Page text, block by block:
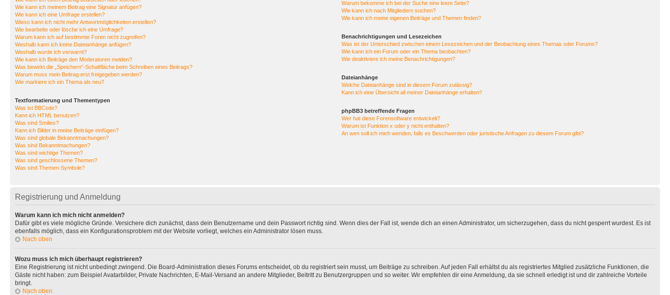
Wie kann ich meinem Beitrag eine Signatur anfügen?
Wie kann ich eine Umfrage erstellen?
Wieso kann ich nicht mehr Antwortmöglichkeiten erstellen?
Wie bearbeite oder lösche ich eine Umfrage?
Warum kann ich auf bestimmte Foren nicht zugreifen?
Weshalb kann ich keine Dateianhänge anfügen?
Weshalb wurde ich verwarnt?
Wie kann ich Beiträge den Moderatoren melden?
Was bewirkt die „Speichern“-Schaltfläche beim Schreiben eines Beitrags?
Warum muss mein Beitrag erst freigegeben werden?
Wie markiere ich ein Thema als neu?
Textformatierung und Thementypen
Was ist BBCode?
Kann ich HTML benutzen?
Was sind Smilies?
Kann ich Bilder in meine Beiträge einfügen?
Was sind globale Bekanntmachungen?
Was sind Bekanntmachungen?
Was sind wichtige Themen?
Was sind geschlossene Themen?
Was sind Themen-Symbole?
Warum bekomme ich bei der Suche eine leere Seite?
Wie kann ich nach Mitgliedern suchen?
Wie kann ich meine eigenen Beiträge und Themen finden?
Benachrichtigungen und Lesezeichen
Was ist der Unterschied zwischen einem Lesezeichen und der Beobachtung eines Themas oder Forums?
Wie kann ich ein Forum oder ein Thema beobachten?
Wie deaktiviere ich meine Benachrichtigungen?
Dateianhänge
Welche Dateianhänge sind in diesem Forum zulässig?
Kann ich eine Übersicht all meiner Dateianhänge erhalten?
phpBB3 betreffende Fragen
Wer hat diese Forensoftware entwickelt?
Warum ist Funktion x oder y nicht enthalten?
An wen soll ich mich wenden, falls es Beschwerden oder juristische Anfragen zu diesem Forum gibt?
Registrierung und Anmeldung
Warum kann ich mich nicht anmelden?
Dafür gibt es viele mögliche Gründe. Versichere dich zunächst, dass dein Benutzername und dein Passwort richtig sind. Wenn dies der Fall ist, wende dich an einen Administrator, um sicherzugehen, dass du nicht gesperrt wurdest. Es ist
ebenfalls möglich, dass ein Konfigurationsproblem mit der Website vorliegt, welches ein Administrator lösen muss.
Nach oben
Wozu muss ich mich überhaupt registrieren?
Eine Registrierung ist nicht unbedingt zwingend. Die Board-Administration dieses Forums entscheidet, ob du registriert sein musst, um Beiträge zu schreiben. Auf jeden Fall erhältst du als registriertes Mitglied zusätzliche Funktionen, die
Gäste nicht haben: zum Beispiel Avatarbilder, Private Nachrichten, E-Mail-Versand an andere Mitglieder, Beitritt zu Benutzergruppen und so weiter. Wir empfehlen dir eine Anmeldung, da sie schnell erledigt ist und dir zahlreiche Vorteile
bringt.
Nach oben